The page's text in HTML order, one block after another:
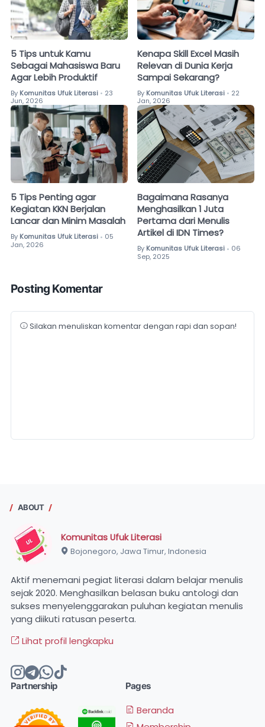
5 Tips untuk Kamu
Sebagai Mahasiswa Baru
Agar Lebih Produktif
By Komunitas Ufuk Literasi • 23
Jun, 2026
Kenapa Skill Excel Masih
Relevan di Dunia Kerja
Sampai Sekarang?
By Komunitas Ufuk Literasi • 22
Jan, 2026
5 Tips Penting agar
Kegiatan KKN Berjalan
Lancar dan Minim Masalah
By Komunitas Ufuk Literasi • 05
Jan, 2026
Bagaimana Rasanya
Menghasilkan 1 Juta
Pertama dari Menulis
Artikel di IDN Times?
By Komunitas Ufuk Literasi • 06
Sep, 2025
Posting Komentar
Silakan menuliskan komentar dengan rapi dan sopan!
ABOUT
Komunitas Ufuk Literasi
Bojonegoro, Jawa Timur, Indonesia
Aktif menemani pegiat literasi dalam belajar menulis
sejak 2020. Menghasilkan belasan buku antologi dan
sukses menyelenggarakan puluhan kegiatan menulis
yang diikuti ratusan peserta.
Lihat profil lengkapku
Partnership Pages
Beranda